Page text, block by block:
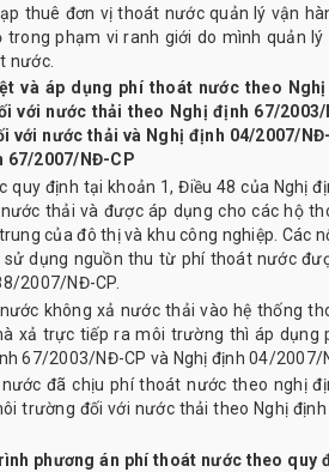
thuê đơn vị thoát nước quản lý vận
phạm vi ranh giới do mình quản
nước.
và áp dụng phí thoát nước theo
với nước thải theo Nghị định 67/
với nước thải và Nghị định 04/2007/
67/2007/NĐ-CP
quy định tại khoản 1, Điều 48 của Nghị
thải và được áp dụng cho các hộ
của đô thị và khu công nghiệp. Các
sử dụng nguồn thu từ phí thoát nước
2007/NĐ-CP.
không xả nước thải vào hệ thống
xả trực tiếp ra môi trường thì áp dụng
67/2003/NĐ-CP và Nghị định 04/2007/
đã chịu phí thoát nước theo nghị
trường đối với nước thải theo Nghị
phương án phí thoát nước theo quy